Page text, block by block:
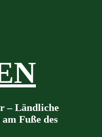
– Ländliche
Fuße des